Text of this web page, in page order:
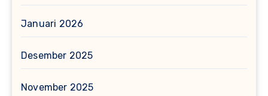
Januari 2026
Desember 2025
November 2025